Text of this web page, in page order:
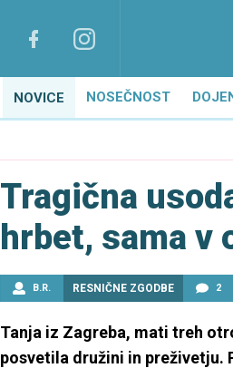
NOVICE NOSEČNOST
Tragična
hrbet, sama v
B.R. RESNIČNE ZGODBE 2
Tanja iz Zagreba, mati treh
posvetila družini in preživetju.